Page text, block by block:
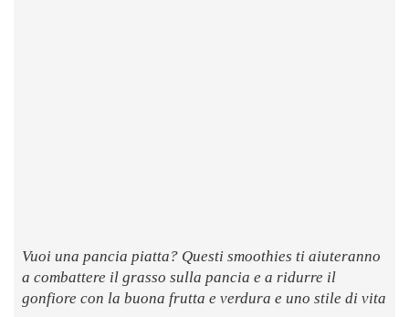
Vuoi una pancia piatta? Questi smoothies ti aiuteranno
a combattere il grasso sulla pancia e a ridurre il
gonfiore con la buona frutta e verdura e uno stile di vita